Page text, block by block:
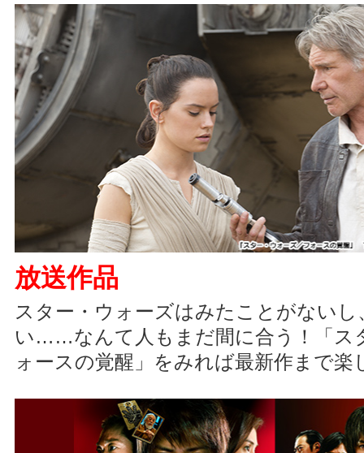
放送作品
スター・ウォーズはみたことがない
い……なんて人もまだ間に合う！「ス
ォースの覚醒」をみれば最新作まで楽